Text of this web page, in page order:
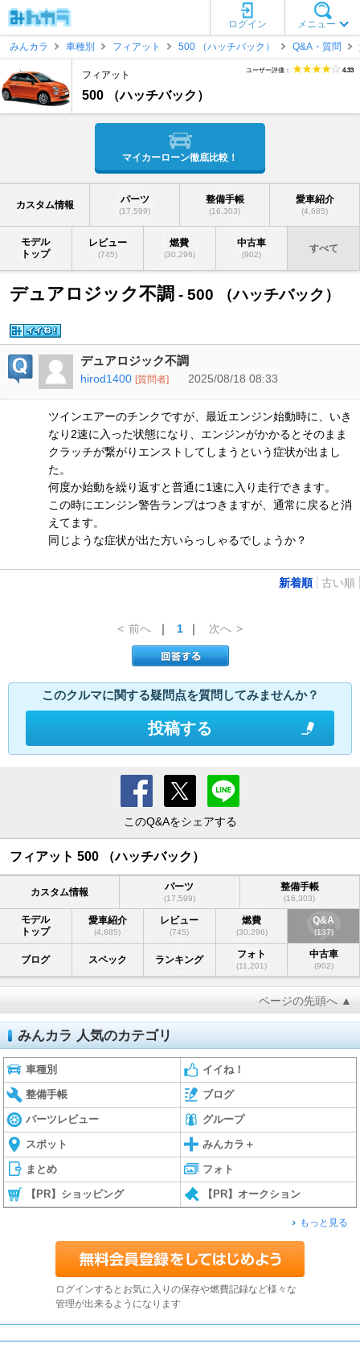
メニュー
ログイン
みんカラ
車種別 フィアット 500 （ハッチバック） Q&A・質問
フィアット
500 （ハッチバック）
ユーザー評価： 4.33
マイカーローン徹底比較！
カスタム情報 パーツ
(17,599)
整備手帳
(16,303)
愛車紹介
(4,685)
モデル
トップ
レビュー
(745)
燃費
(30,296)
中古車
(902)
すべて
デュアロジック不調 - 500 （ハッチバック）
デュアロジック不調
hirod1400 [質問者] 2025/08/18 08:33
ツインエアーのチンクですが、最近エンジン始動時に、いき
なり2速に入った状態になり、エンジンがかかるとそのまま
クラッチが繋がりエンストしてしまうという症状が出まし
た。
何度か始動を繰り返すと普通に1速に入り走行できます。
この時にエンジン警告ランプはつきますが、通常に戻ると消
えてます。
同じような症状が出た方いらっしゃるでしょうか？
新着順 古い順
< 前へ ｜ 1 ｜ 次へ >
このクルマに関する疑問点を質問してみませんか？
投稿する
このQ&Aをシェアする
フィアット 500 （ハッチバック）
カスタム情報 パーツ
(17,599)
整備手帳
(16,303)
モデル
トップ
愛車紹介
(4,685)
レビュー
(745)
燃費
(30,296)
Q&A
(137)
ブログ スペック ランキング フォト
(11,201)
中古車
(902)
ページの先頭へ ▲
みんカラ 人気のカテゴリ
車種別 イイね！
整備手帳 ブログ
パーツレビュー グループ
スポット みんカラ＋
まとめ フォト
【PR】ショッピング 【PR】オークション
もっと見る
ログインするとお気に入りの保存や燃費記録など様々な
管理が出来るようになります